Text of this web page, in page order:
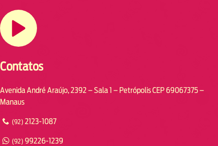
Contatos
Avenida André Araújo, 2392 – Sala 1 – Petrópolis CEP 69067375 –
Manaus
(92) 2123-1087
(92) 99226-1239